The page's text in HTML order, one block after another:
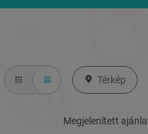
Térkép
Megjelenített